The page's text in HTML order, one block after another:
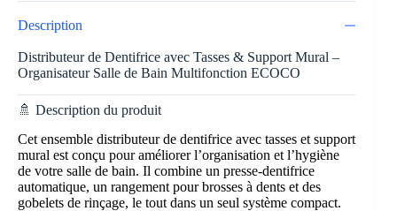
Description
Distributeur de Dentifrice avec Tasses & Support Mural –
Organisateur Salle de Bain Multifonction ECOCO
🚿 Description du produit
Cet ensemble distributeur de dentifrice avec tasses et support
mural est conçu pour améliorer l’organisation et l’hygiène
de votre salle de bain. Il combine un presse-dentifrice
automatique, un rangement pour brosses à dents et des
gobelets de rinçage, le tout dans un seul système compact.